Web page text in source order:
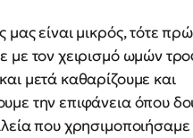
μας είναι μικρός, τότε
με τον χειρισμό ωμών
μετά καθαρίζουμε και
την επιφάνεια όπου
που χρησιμοποιήσαμε